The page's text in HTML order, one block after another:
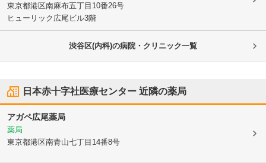
東京都港区南麻布五丁目10番26号
ヒューリック広尾ビル3階
渋谷区(内科)の病院・クリニック一覧
日本赤十字社医療センター 近隣の薬局
アガペ広尾薬局
薬局
東京都港区南青山七丁目14番8号